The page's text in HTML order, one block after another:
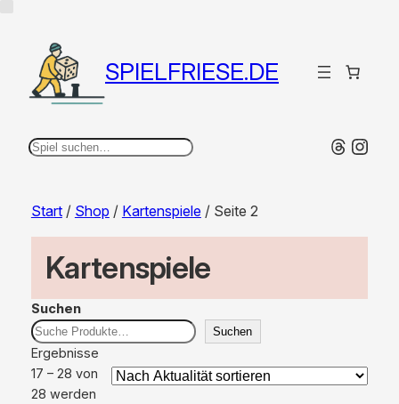
SPIELFRIESE.DE
Suchen
Start/ Shop / Kartenspiele / Seite 2
Kartenspiele
Suchen
Suchen
Ergebnisse
17 – 28 von
28 werden